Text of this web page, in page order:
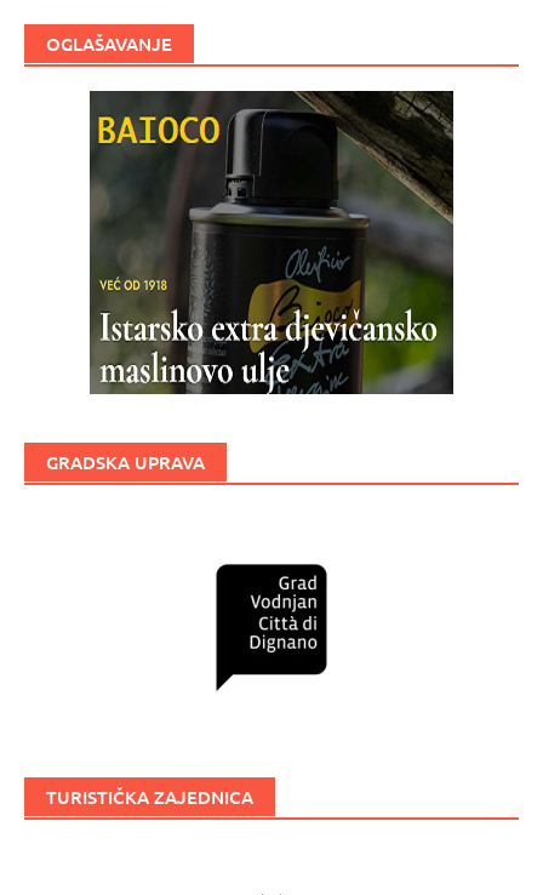
OGLAŠAVANJE
GRADSKA UPRAVA
TURISTIČKA ZAJEDNICA